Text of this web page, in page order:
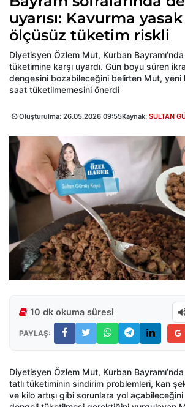
uyarısı: Kavurma
ölçüsüz tüketim riskli
Diyetisyen Özlem Mut, Kurban
tüketimine karşı uyardı. Gün boyu süren
dengesini bozabileceğini belirten Mut, yeni
saat tüketilmemesini önerdi
Oluşturulma: 26.05.2026 09:55Kaynak: SULTAN
10 dk okuma süresi
PAYLAŞ:
Diyetisyen Özlem Mut, Kurban
tatlı tüketiminin sindirim problemleri, kan
ve kilo artışı gibi sorunlara yol açabileceğini